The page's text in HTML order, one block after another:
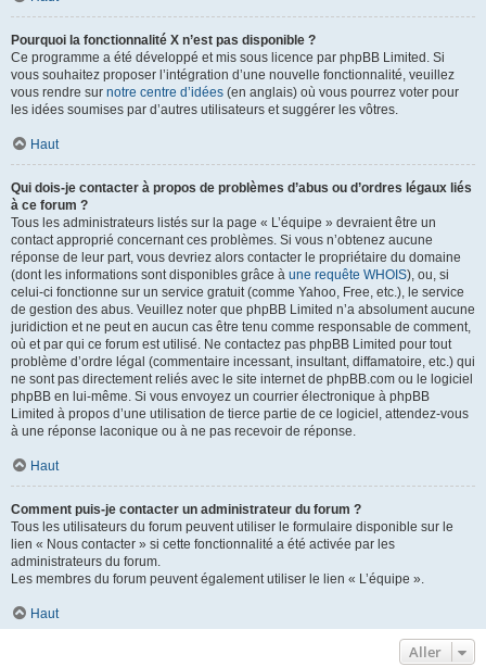
Pourquoi la fonctionnalité X n’est pas disponible ?
Ce programme a été développé et mis sous licence par phpBB Limited. Si
vous souhaitez proposer l’intégration d’une nouvelle fonctionnalité, veuillez
vous rendre sur notre centre d’idées (en anglais) où vous pourrez voter pour
les idées soumises par d’autres utilisateurs et suggérer les vôtres.
Haut
Qui dois-je contacter à propos de problèmes d’abus ou d’ordres légaux liés
à ce forum ?
Tous les administrateurs listés sur la page « L’équipe » devraient être un
contact approprié concernant ces problèmes. Si vous n’obtenez aucune
réponse de leur part, vous devriez alors contacter le propriétaire du domaine
(dont les informations sont disponibles grâce à une requête WHOIS), ou, si
celui-ci fonctionne sur un service gratuit (comme Yahoo, Free, etc.), le service
de gestion des abus. Veuillez noter que phpBB Limited n’a absolument aucune
juridiction et ne peut en aucun cas être tenu comme responsable de comment,
où et par qui ce forum est utilisé. Ne contactez pas phpBB Limited pour tout
problème d’ordre légal (commentaire incessant, insultant, diffamatoire, etc.) qui
ne sont pas directement reliés avec le site internet de phpBB.com ou le logiciel
phpBB en lui-même. Si vous envoyez un courrier électronique à phpBB
Limited à propos d’une utilisation de tierce partie de ce logiciel, attendez-vous
à une réponse laconique ou à ne pas recevoir de réponse.
Haut
Comment puis-je contacter un administrateur du forum ?
Tous les utilisateurs du forum peuvent utiliser le formulaire disponible sur le
lien « Nous contacter » si cette fonctionnalité a été activée par les
administrateurs du forum.
Les membres du forum peuvent également utiliser le lien « L’équipe ».
Haut
Aller